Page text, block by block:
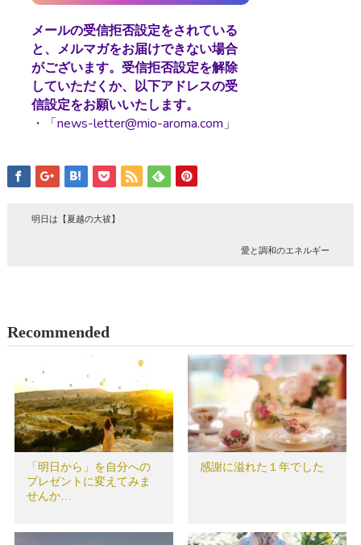
メールの受信拒否設定をされている
と、メルマガをお届けできない場合
がございます。受信拒否設定を解除
していただくか、以下アドレスの受
信設定をお願いいたします。
・「news-letter@mio-aroma.com」
明日は【夏越の大祓】
愛と調和のエネルギー
Recommended
「明日から」を自分への
プレゼントに変えてみま
せんか…
感謝に溢れた１年でした